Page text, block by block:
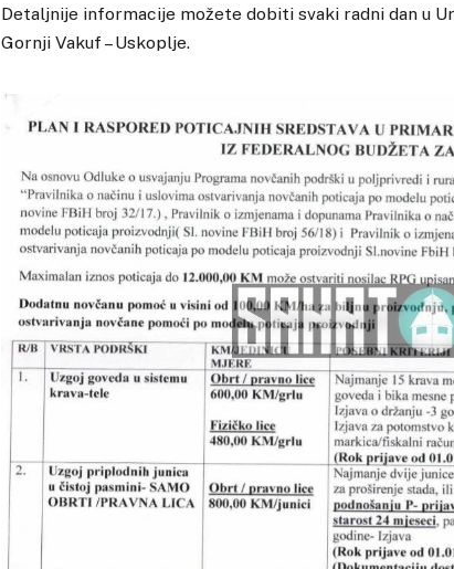
Detaljnije informacije možete dobiti svaki radni dan u
Gornji Vakuf – Uskoplje.